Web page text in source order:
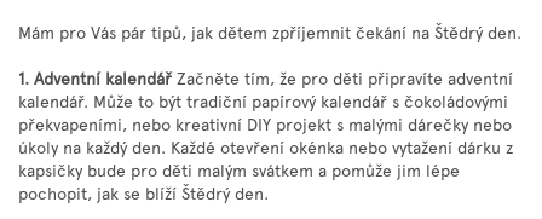
Dárkové
balení
Značky
Mám pro Vás pár tipů, jak dětem zpříjemnit čekání na Štědrý den.
1. Adventní kalendář Začněte tím, že pro děti připravíte adventní
kalendář. Může to být tradiční papírový kalendář s čokoládovými
překvapeními, nebo kreativní DIY projekt s malými dárečky nebo
úkoly na každý den. Každé otevření okénka nebo vytažení dárku z
kapsičky bude pro děti malým svátkem a pomůže jim lépe
pochopit, jak se blíží Štědrý den.